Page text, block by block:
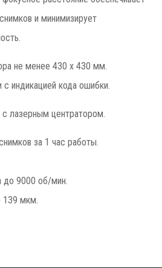
и минимизирует
не менее 430 х 430 мм.
индикацией кода ошибки.
лазерным центратором.
за 1 час работы.
до 9000 об/мин.
139 мкм.